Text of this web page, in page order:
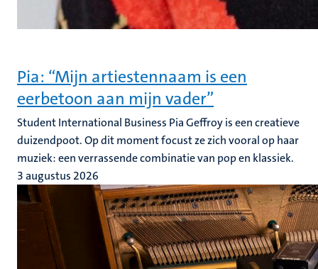
Pia: “Mijn artiestennaam is een
eerbetoon aan mijn vader”
Student International Business Pia Geffroy is een creatieve
duizendpoot. Op dit moment focust ze zich vooral op haar
muziek: een verrassende combinatie van pop en klassiek.
3 augustus 2026